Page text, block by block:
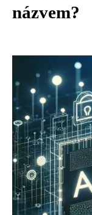
názvem?